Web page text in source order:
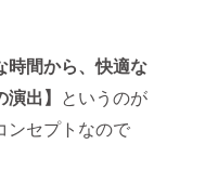
時間から、快適な
出】 というのが
ンセプトなので